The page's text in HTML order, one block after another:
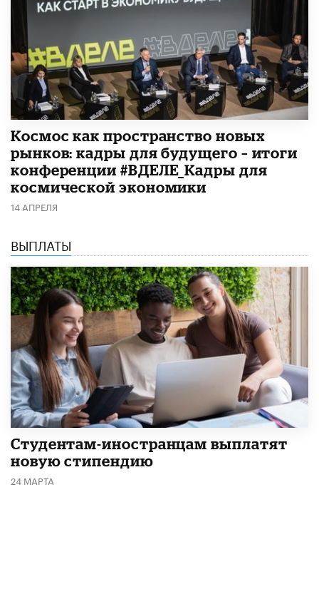
Космос как пространство новых
рынков: кадры для будущего – итоги
конференции #ВДЕЛЕ_Кадры для
космической экономики
14 АПРЕЛЯ
ВЫПЛАТЫ
Студентам-иностранцам выплатят
новую стипендию
24 МАРТА